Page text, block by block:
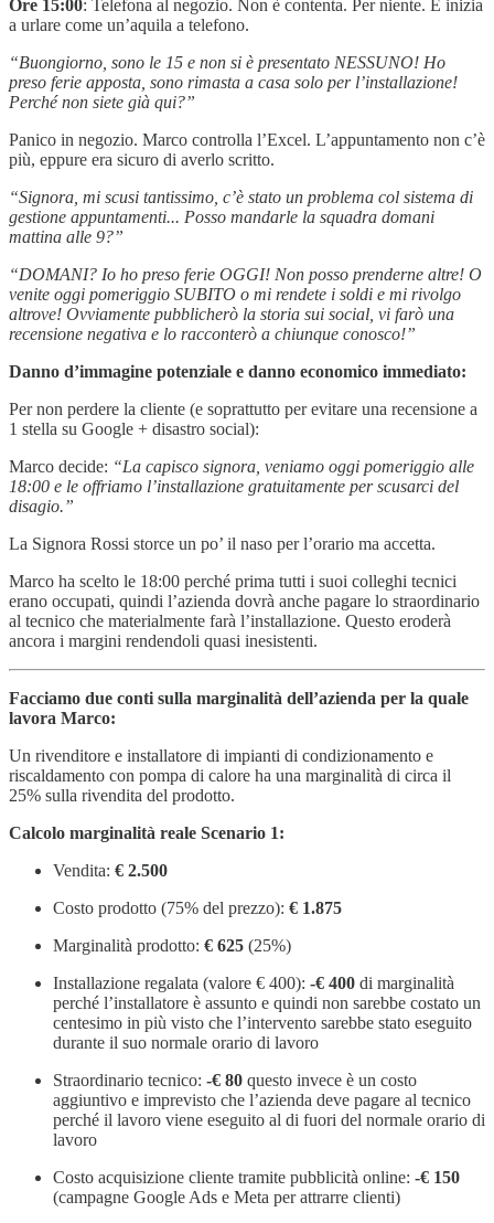
Ore 15:00: Telefona al negozio. Non è contenta. Per niente. E inizia
a urlare come un’aquila a telefono.
“Buongiorno, sono le 15 e non si è presentato NESSUNO! Ho
preso ferie apposta, sono rimasta a casa solo per l’installazione!
Perché non siete già qui?”
Panico in negozio. Marco controlla l’Excel. L’appuntamento non c’è
più, eppure era sicuro di averlo scritto.
“Signora, mi scusi tantissimo, c’è stato un problema col sistema di
gestione appuntamenti... Posso mandarle la squadra domani
mattina alle 9?”
“DOMANI? Io ho preso ferie OGGI! Non posso prenderne altre! O
venite oggi pomeriggio SUBITO o mi rendete i soldi e mi rivolgo
altrove! Ovviamente pubblicherò la storia sui social, vi farò una
recensione negativa e lo racconterò a chiunque conosco!”
Danno d’immagine potenziale e danno economico immediato:
Per non perdere la cliente (e soprattutto per evitare una recensione a
1 stella su Google + disastro social):
Marco decide: “La capisco signora, veniamo oggi pomeriggio alle
18:00 e le offriamo l’installazione gratuitamente per scusarci del
disagio.”
La Signora Rossi storce un po’ il naso per l’orario ma accetta.
Marco ha scelto le 18:00 perché prima tutti i suoi colleghi tecnici
erano occupati, quindi l’azienda dovrà anche pagare lo straordinario
al tecnico che materialmente farà l’installazione. Questo eroderà
ancora i margini rendendoli quasi inesistenti.
Facciamo due conti sulla marginalità dell’azienda per la quale
lavora Marco:
Un rivenditore e installatore di impianti di condizionamento e
riscaldamento con pompa di calore ha una marginalità di circa il
25% sulla rivendita del prodotto.
Calcolo marginalità reale Scenario 1:
Vendita: € 2.500
Costo prodotto (75% del prezzo): € 1.875
Marginalità prodotto: € 625 (25%)
Installazione regalata (valore € 400): -€ 400 di marginalità
perché l’installatore è assunto e quindi non sarebbe costato un
centesimo in più visto che l’intervento sarebbe stato eseguito
durante il suo normale orario di lavoro
Straordinario tecnico: -€ 80 questo invece è un costo
aggiuntivo e imprevisto che l’azienda deve pagare al tecnico
perché il lavoro viene eseguito al di fuori del normale orario di
lavoro
Costo acquisizione cliente tramite pubblicità online: -€ 150
(campagne Google Ads e Meta per attrarre clienti)